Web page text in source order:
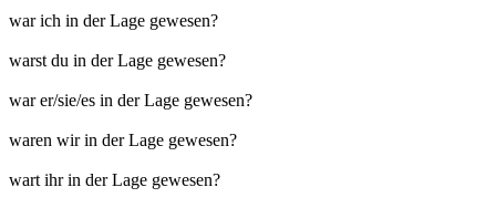
war ich in der Lage gewesen?
warst du in der Lage gewesen?
war er/sie/es in der Lage gewesen?
waren wir in der Lage gewesen?
wart ihr in der Lage gewesen?